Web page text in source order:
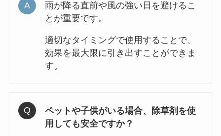
雨が降る直前や風の強い日を避けるこ
とが重要です。
適切なタイミングで使用することで、
効果を最大限に引き出すことができま
す。
ペットや子供がいる場合、除草剤を使
用しても安全ですか？